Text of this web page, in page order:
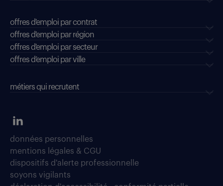
offres d'emploi par contrat
offres d'emploi par région
offres d'emploi par secteur
offres d’emploi par ville
métiers qui recrutent
données personnelles
mentions légales & CGU
dispositifs d'alerte professionnelle
soyons vigilants